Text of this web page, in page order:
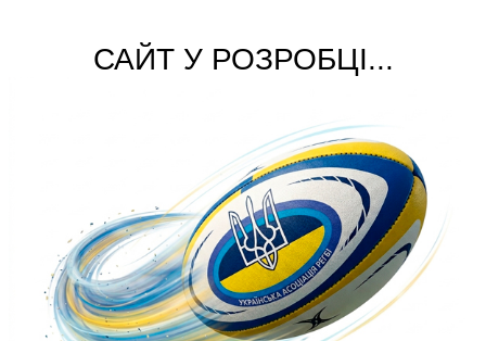
САЙТ У РОЗРОБЦІ...